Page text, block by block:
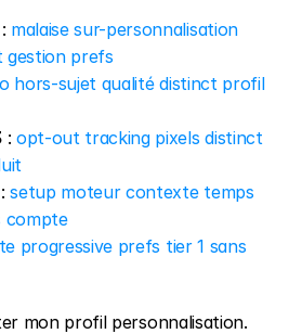
malaise sur-personnalisation
gestion prefs
hors-sujet qualité distinct profil
: opt-out tracking pixels distinct
setup moteur contexte temps
compte
progressive prefs tier 1 sans
mon profil personnalisation.